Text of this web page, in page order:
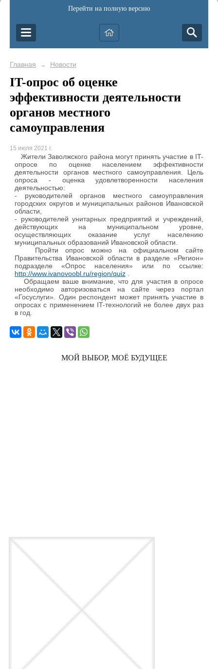
Перейти на полную версию
Главная → Новости
IT-опрос об оценке
эффективности деятельности
органов местного
самоуправления
15 июля 2021 г.
Жители Заволжского района могут принять участие в IT-
опросе по оценке населением эффективности
деятельности органов местного самоуправления. Цель
опроса - оценка удовлетворенности населения
деятельностью:
- руководителей органов местного самоуправления
городских округов и муниципальных районов Ивановской
области,
- руководителей унитарных предприятий и учреждений,
действующих на муниципальном уровне,
осуществляющих оказание услуг населению
муниципальных образований Ивановской области.
Пройти опрос можно на официальном сайте
Правительства Ивановской области в разделе «Регион»
подразделе «Опрос населения» или по ссылке:
http://www.ivanovoobl.ru/region/quiz .
Обращаем ваше внимание, что для участия в опросе
необходимо авторизоваться на сайте через портал
«Госуслуги». Один респондент может принять участие в
опросах с применением IT-технологий не более двух раз
в год.
МОЙ ВЫБОР, МОЁ БУДУЩЕЕ